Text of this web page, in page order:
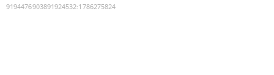
9194476903891924532:1786275824